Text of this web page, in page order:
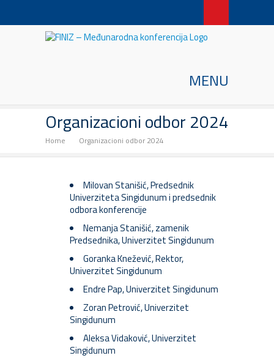
MENU
Organizacioni odbor 2024
Home Organizacioni odbor 2024
Milovan Stanišić, Predsednik
Univerziteta Singidunum i predsednik
odbora konferencije
Nemanja Stanišić, zamenik
Predsednika, Univerzitet Singidunum
Goranka Knežević, Rektor,
Univerzitet Singidunum
Endre Pap, Univerzitet Singidunum​
Zoran Petrović, Univerzitet
Singidunum
Aleksa Vidaković, Univerzitet
Singidunum